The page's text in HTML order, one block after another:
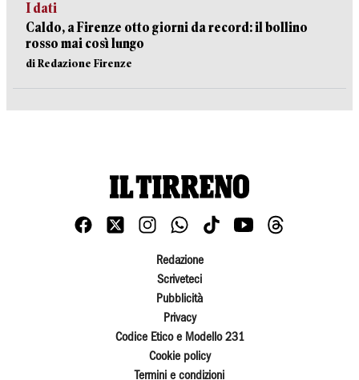
I dati
Caldo, a Firenze otto giorni da record: il bollino
rosso mai così lungo
di Redazione Firenze
Redazione
Scriveteci
Pubblicità
Privacy
Codice Etico e Modello 231
Cookie policy
Termini e condizioni